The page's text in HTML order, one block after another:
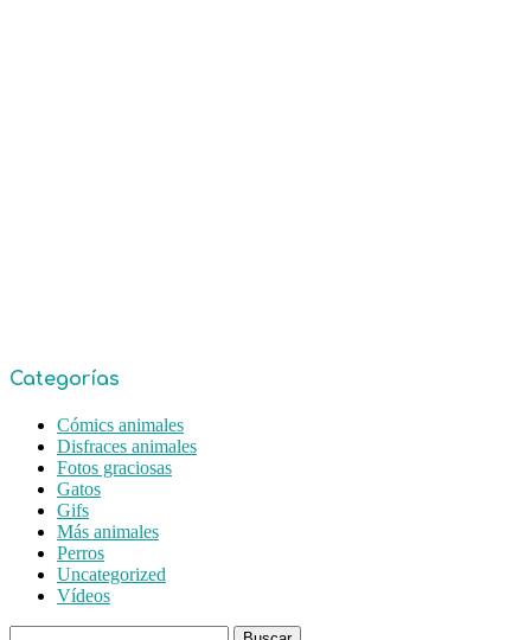
Categorías
Cómics animales
Disfraces animales
Fotos graciosas
Gatos
Gifs
Más animales
Perros
Uncategorized
Vídeos